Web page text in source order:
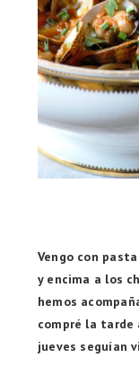
Vengo con
y encima a los
hemos
compré la tarde
jueves seguían